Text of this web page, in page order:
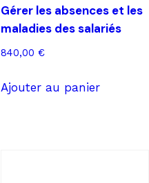
Gérer les absences et les
maladies des salariés
840,00 €
Ajouter au panier